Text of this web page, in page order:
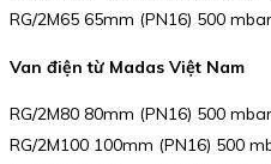
RG/2M65 65mm (PN16) 500
Van điện từ Madas Việt Nam
RG/2M80 80mm (PN16) 500
RG/2M100 100mm (PN16) 500